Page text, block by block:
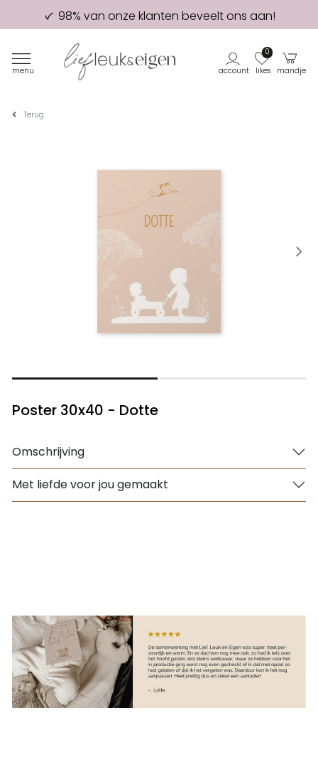
98% van onze klanten beveelt ons aan!
Eerste proefdruk GRATIS
menu account likes
0
mandje
Terug
Poster 30x40 - Dotte
Omschrijving
Met liefde voor jou gemaakt